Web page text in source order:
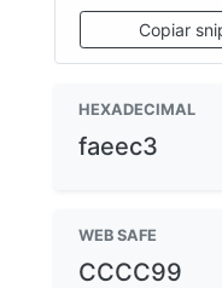
Copiar
HEXADECIMAL
faeec3
WEB SAFE
CCCC99